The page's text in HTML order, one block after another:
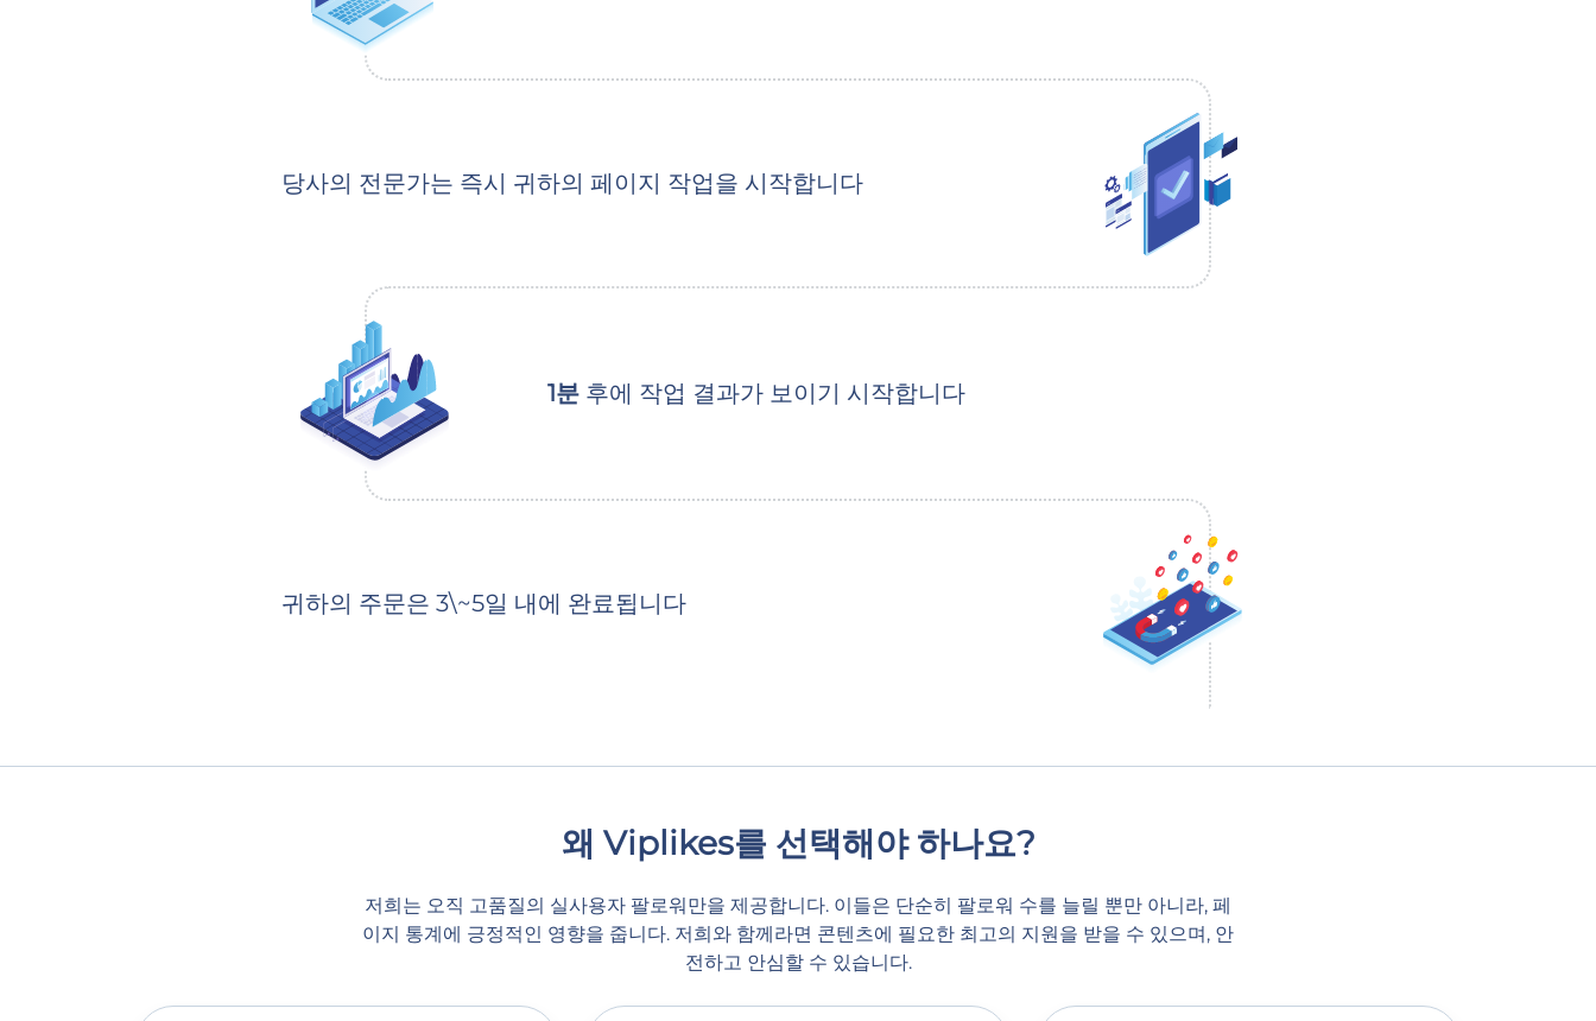
당사의 전문가는 즉시 귀하의 페이지 작업을 시작합니다
1분후에 작업 결과가 보이기 시작합니다
귀하의 주문은 3\~5일 내에 완료됩니다
왜 Viplikes를 선택해야 하나요?
저희는 오직 고품질의 실사용자 팔로워만을 제공합니다. 이들은 단순히 팔로워 수를 늘릴 뿐만 아니라, 페
이지 통계에 긍정적인 영향을 줍니다. 저희와 함께라면 콘텐츠에 필요한 최고의 지원을 받을 수 있으며, 안
전하고 안심할 수 있습니다.